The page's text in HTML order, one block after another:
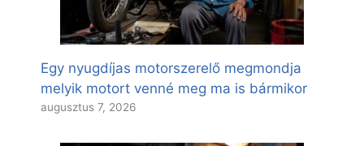
Egy nyugdíjas motorszerelő megmondja
melyik motort venné meg ma is bármikor
augusztus 7, 2026